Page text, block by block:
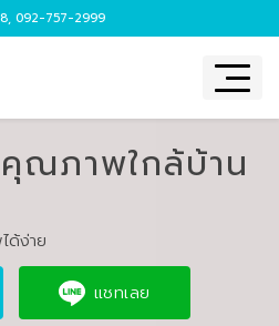
, 092-757-2999
ณภาพใกล้บ้าน
ด้ง่าย
แชทเลย